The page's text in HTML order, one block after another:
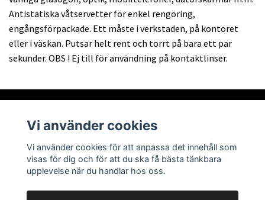
Antistatiska våtservetter för enkel rengöring,
engångsförpackade. Ett måste i verkstaden, på kontoret
eller i väskan. Putsar helt rent och torrt på bara ett par
sekunder. OBS ! Ej till för användning på kontaktlinser.
Om oss
Läs mer
Vi använder cookies
Vi använder cookies för att anpassa det innehåll som
visas för dig och för att du ska få bästa tänkbara
upplevelse när du handlar hos oss.